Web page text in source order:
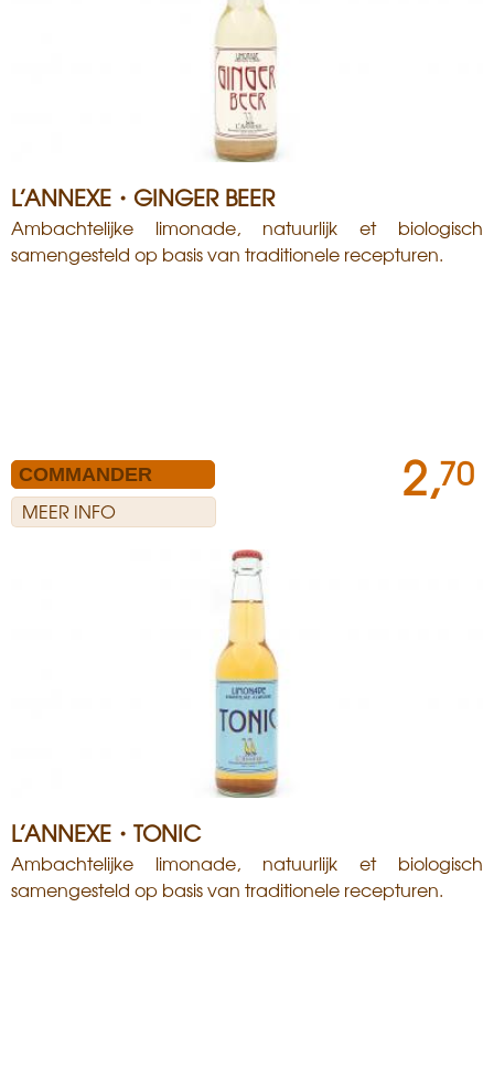
L’ANNEXE・GINGER BEER
Ambachtelijke limonade, natuurlijk et biologisch
samengesteld op basis van traditionele recepturen.
MEER INFO
2,70
L’ANNEXE・TONIC
Ambachtelijke limonade, natuurlijk et biologisch
samengesteld op basis van traditionele recepturen.